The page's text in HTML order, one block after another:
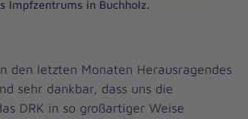
Impfzentrums in Buchholz.
den letzten Monaten Herausragendes
sehr dankbar, dass uns die
DRK in so großartiger Weise